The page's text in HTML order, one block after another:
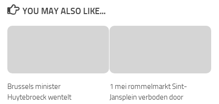
YOU MAY ALSO LIKE...
Brussels minister
Huytebroeck wentelt
1 mei rommelmarkt Sint-
Jansplein verboden door